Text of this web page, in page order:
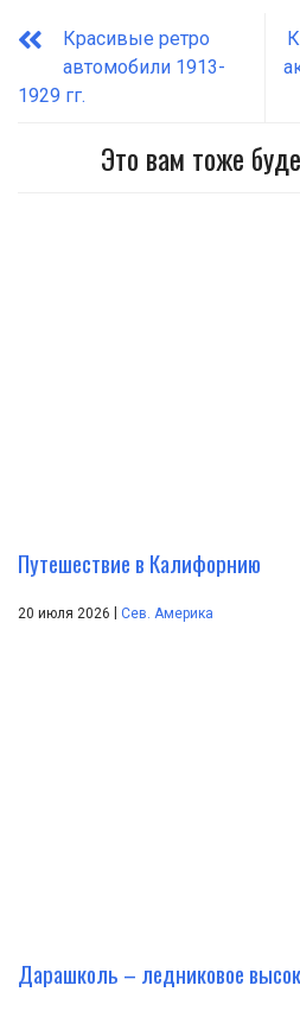
Красивые ретро
автомобили 1913-
1929 гг.
Это вам тоже
Путешествие в Калифорнию
20 июля 2026 | Сев. Америка
Дарашколь – ледниковое